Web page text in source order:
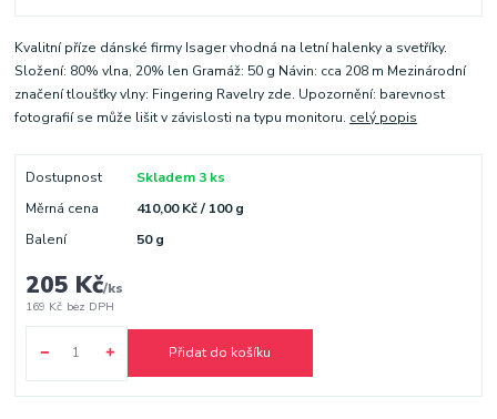
Kvalitní příze dánské firmy Isager vhodná na letní halenky a svetříky.
Složení: 80% vlna, 20% len Gramáž: 50 g Návin: cca 208 m Mezinárodní
značení tloušťky vlny: Fingering Ravelry zde. Upozornění: barevnost
fotografií se může lišit v závislosti na typu monitoru. celý popis
Dostupnost
Skladem 3 ks
Měrná cena
410,00 Kč / 100 g
Balení
50 g
205 Kč/ks
169 Kč bez DPH
Přidat do košíku